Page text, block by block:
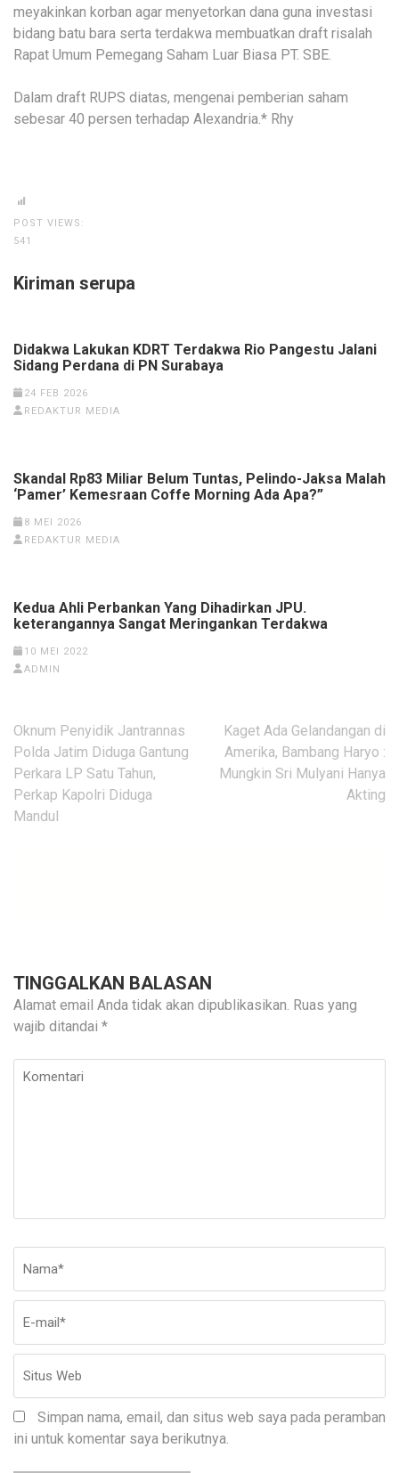
meyakinkan korban agar menyetorkan dana guna investasi
bidang batu bara serta terdakwa membuatkan draft risalah
Rapat Umum Pemegang Saham Luar Biasa PT. SBE.
Dalam draft RUPS diatas, mengenai pemberian saham
sebesar 40 persen terhadap Alexandria.* Rhy
POST VIEWS:
541
Kiriman serupa
Didakwa Lakukan KDRT Terdakwa Rio Pangestu Jalani
Sidang Perdana di PN Surabaya
24 FEB 2026
REDAKTUR MEDIA
Skandal Rp83 Miliar Belum Tuntas, Pelindo-Jaksa Malah
‘Pamer’ Kemesraan Coffe Morning Ada Apa?”
8 MEI 2026
REDAKTUR MEDIA
Kedua Ahli Perbankan Yang Dihadirkan JPU.
keterangannya Sangat Meringankan Terdakwa
10 MEI 2022
ADMIN
Navigasi
pos
Oknum Penyidik Jantrannas
Polda Jatim Diduga Gantung
Perkara LP Satu Tahun,
Perkap Kapolri Diduga
Mandul
Kaget Ada Gelandangan di
Amerika, Bambang Haryo :
Mungkin Sri Mulyani Hanya
Akting
TINGGALKAN BALASAN
Alamat email Anda tidak akan dipublikasikan. Ruas yang
wajib ditandai *
Komentari
Simpan nama, email, dan situs web saya pada peramban
ini untuk komentar saya berikutnya.